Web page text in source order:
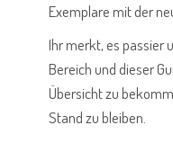
Exemplare mit der
Ihr merkt, es passier
Bereich und dieser
Übersicht zu
Stand zu bleiben.